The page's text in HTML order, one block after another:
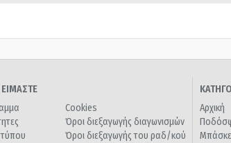
τύπου
Cookies
Όροι διεξαγωγής διαγωνισμών
Όροι διεξαγωγής του ραδ/κού
Αρχική